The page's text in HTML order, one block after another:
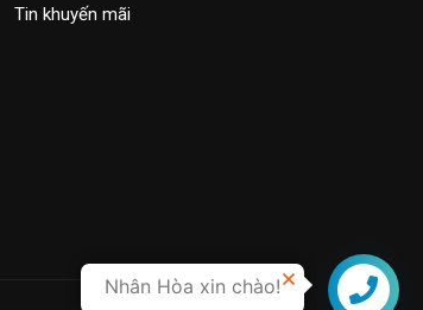
Tin khuyến mãi
Liên hệ
Nhân Hòa xin chào!